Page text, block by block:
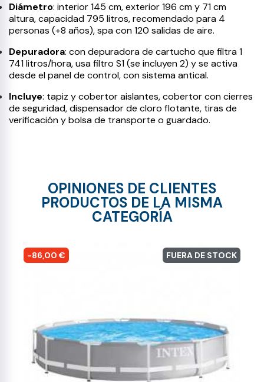
Diámetro: interior 145 cm, exterior 196 cm y 71 cm
altura, capacidad 795 litros, recomendado para 4
personas (+8 años), spa con 120 salidas de aire.
Depuradora: con depuradora de cartucho que filtra 1
741 litros/hora, usa filtro S1 (se incluyen 2) y se activa
desde el panel de control, con sistema antical.
Incluye: tapiz y cobertor aislantes, cobertor con cierres
de seguridad, dispensador de cloro flotante, tiras de
verificación y bolsa de transporte o guardado.
OPINIONES DE CLIENTES
PRODUCTOS DE LA MISMA
CATEGORÍA
-86,00 € FUERA DE STOCK